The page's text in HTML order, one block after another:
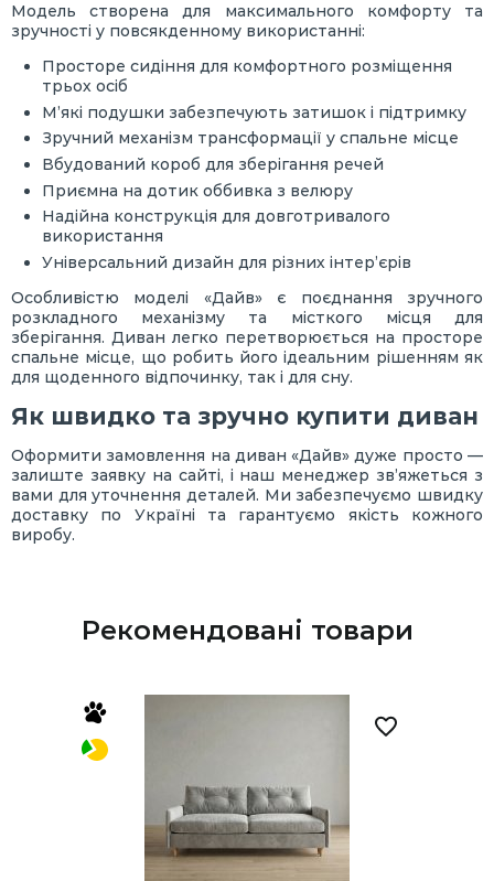
Модель створена для максимального комфорту та
зручності у повсякденному використанні:
Просторе сидіння для комфортного розміщення
трьох осіб
М’які подушки забезпечують затишок і підтримку
Зручний механізм трансформації у спальне місце
Вбудований короб для зберігання речей
Приємна на дотик оббивка з велюру
Надійна конструкція для довготривалого
використання
Універсальний дизайн для різних інтер’єрів
Особливістю моделі «Дайв» є поєднання зручного
розкладного механізму та місткого місця для
зберігання. Диван легко перетворюється на просторе
спальне місце, що робить його ідеальним рішенням як
для щоденного відпочинку, так і для сну.
Як швидко та зручно купити диван
Оформити замовлення на диван «Дайв» дуже просто —
залиште заявку на сайті, і наш менеджер зв’яжеться з
вами для уточнення деталей. Ми забезпечуємо швидку
доставку по Україні та гарантуємо якість кожного
виробу.
Рекомендовані товари